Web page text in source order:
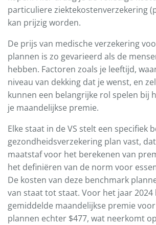
particuliere ziektekostenverzekering
kan prijzig worden.
De prijs van medische verzekering
plannen is zo gevarieerd als de
hebben. Factoren zoals je leeftijd,
niveau van dekking dat je wenst, en
kunnen een belangrijke rol spelen bij
je maandelijkse premie.
Elke staat in de VS stelt een specifiek
gezondheidsverzekering plan vast,
maatstaf voor het berekenen van
het definiëren van de norm voor
De kosten van deze benchmark
van staat tot staat. Voor het jaar
gemiddelde maandelijkse premie
plannen echter $477, wat neerkomt